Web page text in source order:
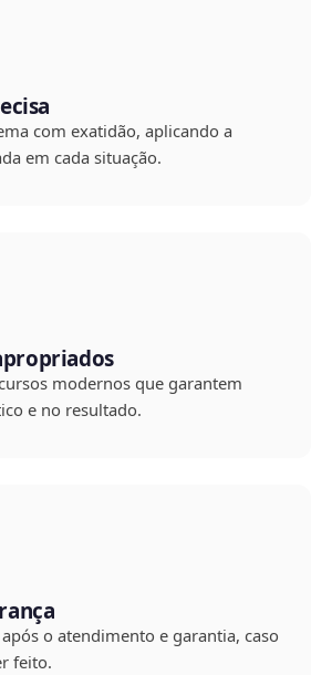
com exatidão, aplicando a
em cada situação.
modernos que garantem
e no resultado.
o atendimento e garantia, caso
feito.